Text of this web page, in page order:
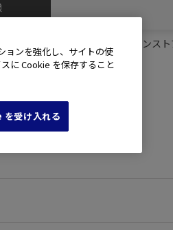
RC II｜双眼鏡｜製品・オンラインスト
ョンを強化し、サイトの使
に Cookie を保存すること
受け入れる